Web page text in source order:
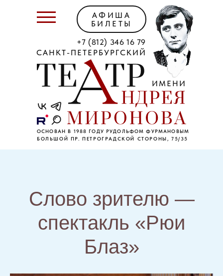
САНКТ-ПЕТЕРБУРГСКИЙ
ИМЕНИ
ОСНОВАН В 1988 ГОДУ РУДОЛЬФОМ ФУРМАНОВЫМ
+7 (812) 346 16 79
БОЛЬШОЙ ПР. ПЕТРОГРАДСКОЙ СТОРОНЫ, 75/35
АФИША
БИЛЕТЫ
Слово зрителю —
спектакль «Рюи
Блаз»